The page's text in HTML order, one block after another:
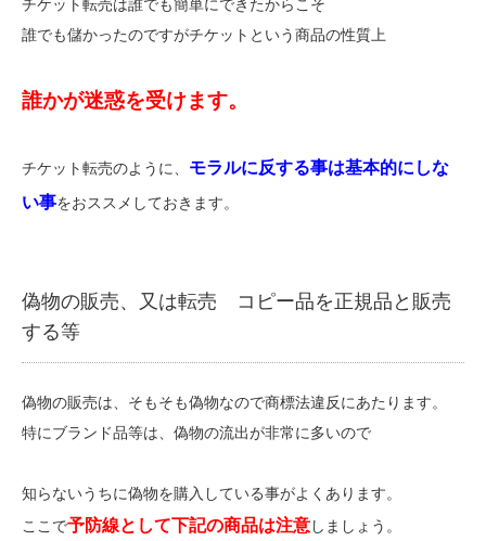
チケット転売は誰でも簡単にできたからこそ
誰でも儲かったのですがチケットという商品の性質上
誰かが迷惑を受けます。
チケット転売のように、 モラルに反する事は基本的にしな
い事をおススメしておきます。
偽物の販売、又は転売 コピー品を正規品と販売
する等
偽物の販売は、そもそも偽物なので商標法違反にあたります。
特にブランド品等は、偽物の流出が非常に多いので
知らないうちに偽物を購入している事がよくあります。
ここで予防線として下記の商品は注意しましょう。